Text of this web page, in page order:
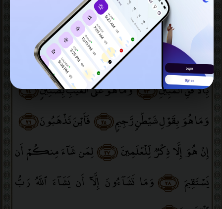
ذِى قُوَّةٍ عِندَ ذِى ٱلْعَرْشِ مَكِينٍۢ ﴿٢٠﴾ مُّطَاعٍۢ ثَمَّ
أَمِينٍۢ﴿٢١﴾ وَمَا صَاحِبُكُم بِمَجْنُونٍۢ ﴿٢٢﴾ وَلَقَدْ رَءَاهُ
بِٱلْأُفُقِ ٱلْمُبِينِ﴿٢٣﴾ وَمَا هُوَ عَلَى ٱلْغَيْبِ بِضَنِينٍۢ﴿٢٤﴾
وَمَا هُوَ بِقَوْلِ شَيْطَٰنٍۢ رَّجِيمٍۢ﴿٢٥﴾ فَأَيْنَ تَذْهَبُونَ ﴿٢٦﴾
إِنْ هُوَ إِلَّا ذِكْرٌۭ لِّلْعَٰلَمِينَ ﴿٢٧﴾ لِمَن شَآءَ مِنكُمْ أَن
يَسْتَقِيمَ ﴿٢٨﴾ وَمَا تَشَآءُونَ إِلَّآ أَن يَشَآءَ ٱللَّهُ رَبُّ